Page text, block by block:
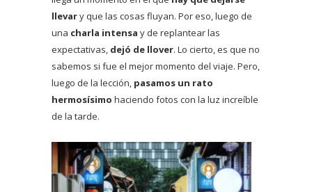
llevary que las cosas fluyan. Por eso, luego de
una charla intensa y de replantear las
expectativas, dejó de llover. Lo cierto, es que no
sabemos si fue el mejor momento del viaje. Pero,
luego de la lección, pasamos un rato
hermosísimo haciendo fotos con la luz increíble
de la tarde.